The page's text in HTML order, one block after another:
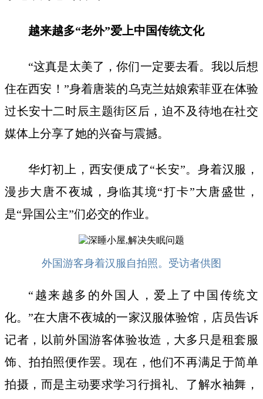
越来越多“老外”爱上中国传统文化
“这真是太美了，你们一定要去看。我以后想
住在西安！”身着唐装的乌克兰姑娘索菲亚在体验
过长安十二时辰主题街区后，迫不及待地在社交
媒体上分享了她的兴奋与震撼。
华灯初上，西安便成了“长安”。身着汉服，
漫步大唐不夜城，身临其境“打卡”大唐盛世，
是“异国公主”们必交的作业。
外国游客身着汉服自拍照。受访者供图
“越来越多的外国人，爱上了中国传统文
化。”在大唐不夜城的一家汉服体验馆，店员告诉
记者，以前外国游客体验妆造，大多只是租套服
饰、拍拍照便作罢。现在，他们不再满足于简单
拍摄，而是主动要求学习行揖礼、了解水袖舞，